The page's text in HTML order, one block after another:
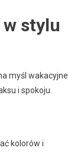
stylu
myśl wakacyjne
i spokoju.
kolorów i